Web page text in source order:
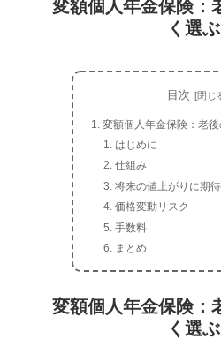
変額個人年金保険：
く選ぶ
目次
変額個人年金保険：老
はじめに
仕組み
将来の値上がりに期待
価格変動リスク
手数料
まとめ
変額個人年金保険：
く選ぶ